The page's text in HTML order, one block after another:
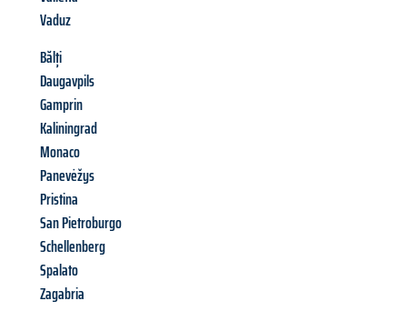
Vaduz
Bălți
Daugavpils
Gamprin
Kaliningrad
Monaco
Panevėžys
Pristina
San Pietroburgo
Schellenberg
Spalato
Zagabria